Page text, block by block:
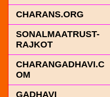
CHARANS.ORG
SONALMAATRUST-
RAJKOT
CHARANGADHAVI.C
OM
GADHAVI